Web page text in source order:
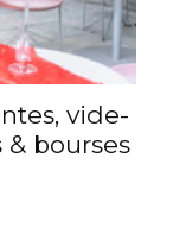
vide-
bourses